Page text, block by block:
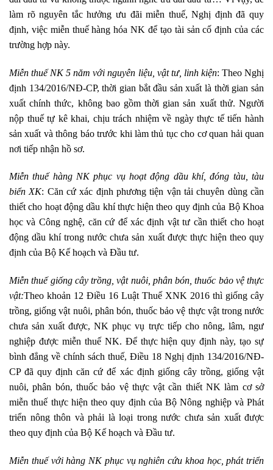
làm rõ nguyên tắc hưởng ưu đãi miễn thuế, Nghị định đã quy
định, việc miễn thuế hàng hóa NK để tạo tài sản cố định của các
trường hợp này.
Miễn thuế NK 5 năm với nguyên liệu, vật tư, linh kiện: Theo Nghị
định 134/2016/NĐ-CP, thời gian bắt đầu sản xuất là thời gian sản
xuất chính thức, không bao gồm thời gian sản xuất thử. Người
nộp thuế tự kê khai, chịu trách nhiệm về ngày thực tế tiến hành
sản xuất và thông báo trước khi làm thủ tục cho cơ quan hải quan
nơi tiếp nhận hồ sơ.
Miễn thuế hàng NK phục vụ hoạt động dầu khí, đóng tàu, tàu
biển XK: Căn cứ xác định phương tiện vận tải chuyên dùng cần
thiết cho hoạt động dầu khí thực hiện theo quy định của Bộ Khoa
học và Công nghệ, căn cứ để xác định vật tư cần thiết cho hoạt
động dầu khí trong nước chưa sản xuất được thực hiện theo quy
định của Bộ Kế hoạch và Đầu tư.
Miễn thuế giống cây trồng, vật nuôi, phân bón, thuốc bảo vệ thực
vật:Theo khoản 12 Điều 16 Luật Thuế XNK 2016 thì giống cây
trồng, giống vật nuôi, phân bón, thuốc bảo vệ thực vật trong nước
chưa sản xuất được, NK phục vụ trực tiếp cho nông, lâm, ngư
nghiệp được miễn thuế NK. Để thực hiện quy định này, tạo sự
bình đẳng về chính sách thuế, Điều 18 Nghị định 134/2016/NĐ-
CP đã quy định căn cứ để xác định giống cây trồng, giống vật
nuôi, phân bón, thuốc bảo vệ thực vật cần thiết NK làm cơ sở
miễn thuế thực hiện theo quy định của Bộ Nông nghiệp và Phát
triển nông thôn và phải là loại trong nước chưa sản xuất được
theo quy định của Bộ Kế hoạch và Đầu tư.
Miễn thuế với hàng NK phục vụ nghiên cứu khoa học, phát triển